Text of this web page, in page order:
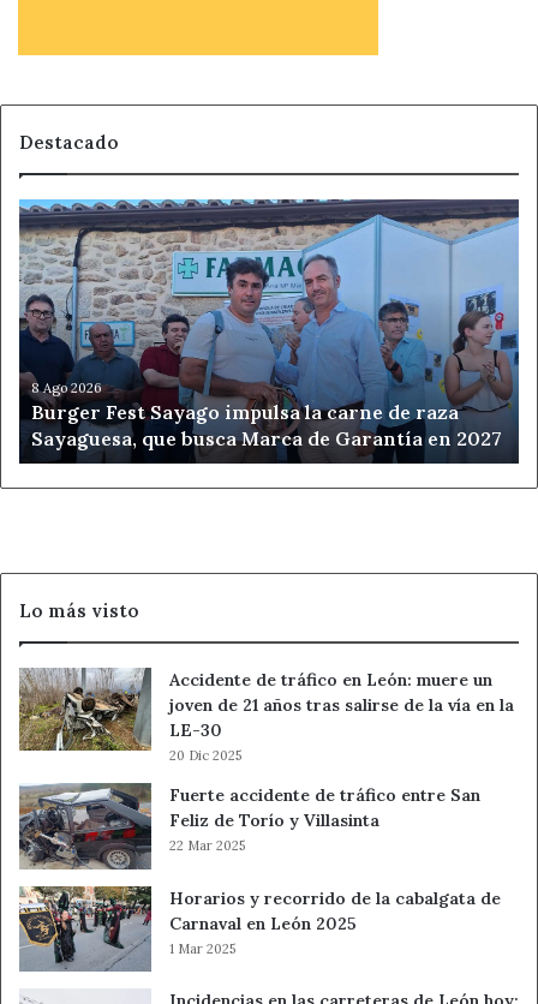
Destacado
Burger
Fest
Sayago
impulsa
la
carne
raza
Sayaguesa,
que
busca
Marca
8 Ago 2026
Burger Fest Sayago impulsa la carne de raza
Sayaguesa, que busca Marca de Garantía en 2027
Lo más visto
Accidente de tráfico en León: muere un
joven de 21 años tras salirse de la vía en la
LE-30
20 Dic 2025
Fuerte accidente de tráfico entre San
Feliz de Torío y Villasinta
22 Mar 2025
Horarios y recorrido de la cabalgata de
Carnaval en León 2025
1 Mar 2025